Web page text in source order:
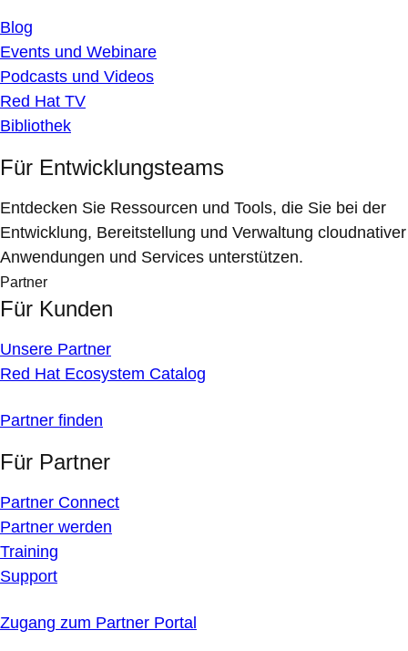
Blog
Events und Webinare
Podcasts und Videos
Red Hat TV
Bibliothek
Für Entwicklungsteams
Entdecken Sie Ressourcen und Tools, die Sie bei der
Entwicklung, Bereitstellung und Verwaltung cloudnativer
Anwendungen und Services unterstützen.
Partner
Für Kunden
Unsere Partner
Red Hat Ecosystem Catalog
Partner finden
Für Partner
Partner Connect
Partner werden
Training
Support
Zugang zum Partner Portal